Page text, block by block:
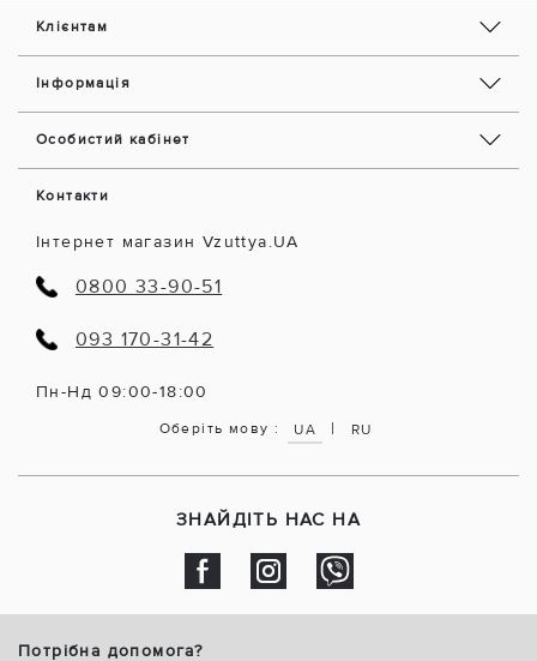
Клієнтам
Інформація
Особистий кабінет
Контакти
Інтернет магазин Vzuttya.UA
0800 33-90-51
093 170-31-42
Пн-Нд 09:00-18:00
Оберіть мову : UA | RU
ЗНАЙДІТЬ НАС НА
Потрібна допомога?